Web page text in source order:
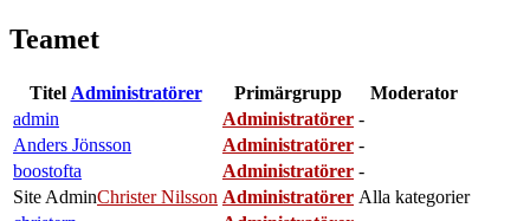
Teamet
Titel Administratörer Primärgrupp
Moderator
admin
Administratörer -
Anders Jönsson
Administratörer -
boostofta
Administratörer -
Site AdminChrister Nilsson Administratörer Alla kategorier